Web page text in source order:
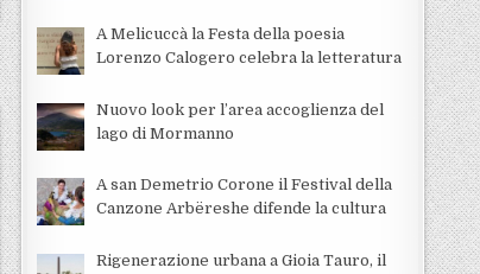
A Melicuccà la Festa della poesia
Lorenzo Calogero celebra la letteratura
Nuovo look per l’area accoglienza del
lago di Mormanno
A san Demetrio Corone il Festival della
Canzone Arbëreshe difende la cultura
Rigenerazione urbana a Gioia Tauro, il